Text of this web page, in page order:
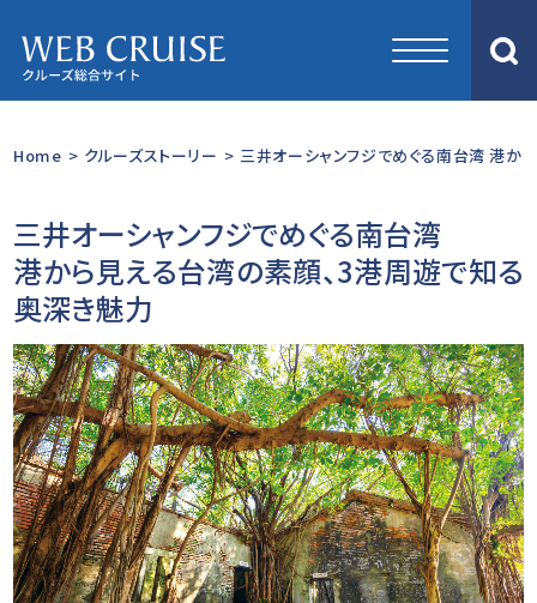
Home > クルーズストーリー > 三井オーシャンフジでめぐる南台湾 港か
三井オーシャンフジでめぐる南台湾
港から見える台湾の素顔、3港周遊で知る
奥深き魅力